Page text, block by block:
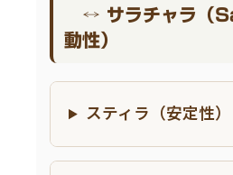
↔ サラチャラ（
動性）
スティラ（安定性）